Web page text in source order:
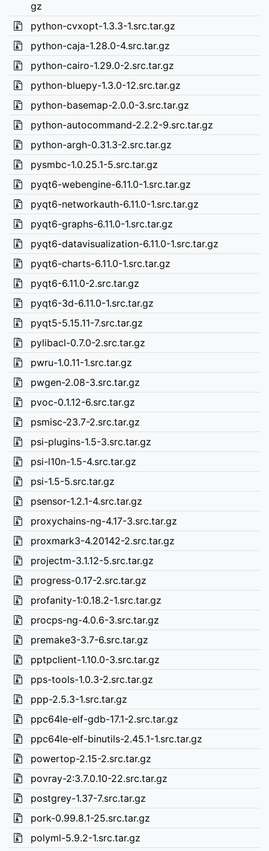
gz
python-cvxopt-1.3.3-1.src.tar.gz
python-caja-1.28.0-4.src.tar.gz
python-cairo-1.29.0-2.src.tar.gz
python-bluepy-1.3.0-12.src.tar.gz
python-basemap-2.0.0-3.src.tar.gz
python-autocommand-2.2.2-9.src.tar.gz
python-argh-0.31.3-2.src.tar.gz
pysmbc-1.0.25.1-5.src.tar.gz
pyqt6-webengine-6.11.0-1.src.tar.gz
pyqt6-networkauth-6.11.0-1.src.tar.gz
pyqt6-graphs-6.11.0-1.src.tar.gz
pyqt6-datavisualization-6.11.0-1.src.tar.gz
pyqt6-charts-6.11.0-1.src.tar.gz
pyqt6-6.11.0-2.src.tar.gz
pyqt6-3d-6.11.0-1.src.tar.gz
pyqt5-5.15.11-7.src.tar.gz
pylibacl-0.7.0-2.src.tar.gz
pwru-1.0.11-1.src.tar.gz
pwgen-2.08-3.src.tar.gz
pvoc-0.1.12-6.src.tar.gz
psmisc-23.7-2.src.tar.gz
psi-plugins-1.5-3.src.tar.gz
psi-l10n-1.5-4.src.tar.gz
psi-1.5-5.src.tar.gz
psensor-1.2.1-4.src.tar.gz
proxychains-ng-4.17-3.src.tar.gz
proxmark3-4.20142-2.src.tar.gz
projectm-3.1.12-5.src.tar.gz
progress-0.17-2.src.tar.gz
profanity-1:0.18.2-1.src.tar.gz
procps-ng-4.0.6-3.src.tar.gz
premake3-3.7-6.src.tar.gz
pptpclient-1.10.0-3.src.tar.gz
pps-tools-1.0.3-2.src.tar.gz
ppp-2.5.3-1.src.tar.gz
ppc64le-elf-gdb-17.1-2.src.tar.gz
ppc64le-elf-binutils-2.45.1-1.src.tar.gz
powertop-2.15-2.src.tar.gz
povray-2:3.7.0.10-22.src.tar.gz
postgrey-1.37-7.src.tar.gz
pork-0.99.8.1-25.src.tar.gz
polyml-5.9.2-1.src.tar.gz